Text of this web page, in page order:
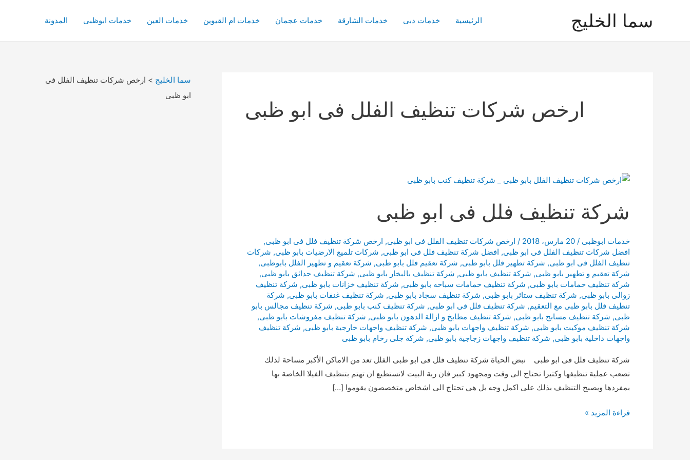
سما الخليج الرئيسية خدمات دبى خدمات الشارقة خدمات عجمان خدمات ام القيوين خدمات العين خدمات ابوظبى المدونة
ارخص شركات تنظيف الفلل فى ابو ظبى
شركة تنظيف فلل فى ابو ظبى
خدمات ابوظبى / 20 مارس، 2018 / ارخص شركات تنظيف الفلل فى ابو ظبى, ارخص شركة تنظيف فلل فى ابو ظبى,
افضل شركات تنظيف الفلل فى ابو ظبى, افضل شركة تنظيف فلل فى ابو ظبى, شركات تلميع الارضيات بابو ظبى, شركات
تنظيف الفلل فى ابو ظبى, شركة تطهير فلل بابو ظبى, شركة تعقيم فلل بابو ظبى, شركة تعقيم و تطهير الفلل بابوظبى,
شركة تعقيم و تطهير بابو ظبى, شركة تنظيف بابو ظبى, شركة تنظيف بالبخار بابو ظبى, شركة تنظيف حدائق بابو ظبى,
شركة تنظيف حمامات بابو ظبى, شركة تنظيف حمامات سباحه بابو ظبى, شركة تنظيف خزانات بابو ظبى, شركة تنظيف
زوالى بابو ظبى, شركة تنظيف ستائر بابو ظبى, شركة تنظيف سجاد بابو ظبى, شركة تنظيف غنفات بابو ظبى, شركة
تنظيف فلل بابو ظبى مع التعقيم, شركة تنظيف فلل فى ابو ظبى, شركة تنظيف كنب بابو ظبى, شركة تنظيف مجالس بابو
ظبى, شركة تنظيف مسابح بابو ظبى, شركة تنظيف مطابخ و ازالة الدهون بابو ظبى, شركة تنظيف مفروشات بابو ظبى,
شركة تنظيف موكيت بابو ظبى, شركة تنظيف واجهات بابو ظبى, شركة تنظيف واجهات خارجية بابو ظبى, شركة تنظيف
واجهات داخلية بابو ظبى, شركة تنظيف واجهات زجاجية بابو ظبى, شركة جلى رخام بابو ظبى
شركة تنظيف فلل فى ابو ظبى نبض الحياة شركة تنظيف فلل فى ابو ظبى الفلل تعد من الاماكن الأكبر مساحة لذلك
تصعب عملية تنظيفها وكثيرا تحتاج الى وقت ومجهود كبير فان ربة البيت لاتستطيع ان تهتم بتنظيف الفيلا الخاصة بها
بمفردها ويصبح التنظيف بذلك على اكمل وجه بل هي تحتاج الى اشخاص متخصصون يقوموا […]
شركة
قراءة المزيد »
سما الخليج > ارخص شركات تنظيف الفلل فى
ابو ظبى